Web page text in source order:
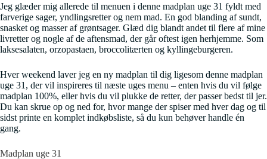
Jeg glæder mig allerede til menuen i denne madplan uge 31 fyldt med
farverige sager, yndlingsretter og nem mad. En god blanding af sundt,
snasket og masser af grøntsager. Glæd dig blandt andet til flere af mine
livretter og nogle af de aftensmad, der går oftest igen herhjemme. Som
laksesalaten, orzopastaen, broccolitærten og kyllingeburgeren.
Hver weekend laver jeg en ny madplan til dig ligesom denne madplan
uge 31, der vil inspireres til næste uges menu – enten hvis du vil følge
madplan 100%, eller hvis du vil plukke de retter, der passer bedst til jer.
Du kan skrue op og ned for, hvor mange der spiser med hver dag og til
sidst printe en komplet indkøbsliste, så du kun behøver handle én
gang.
Madplan uge 31